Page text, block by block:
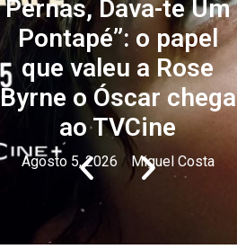
Pernas, Dava-te Um
Pontapé”: o papel
que valeu a Rose
Byrne o Óscar chega
ao TVCine
Agosto 5, 2026 / Miguel Costa